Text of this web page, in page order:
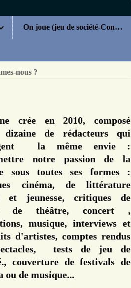
On joue (jeu de société-Concours)
nous ?
crée en 2010, composé
dizaine de rédacteurs qui
la même envie :
notre passion de la
sous toutes ses formes :
cinéma, de littérature
et jeunesse, critiques de
de théâtre, concert ,
musique, interviews et
d'artistes, comptes rendus
tests de jeu de
couverture de festivals de
ou de musique...